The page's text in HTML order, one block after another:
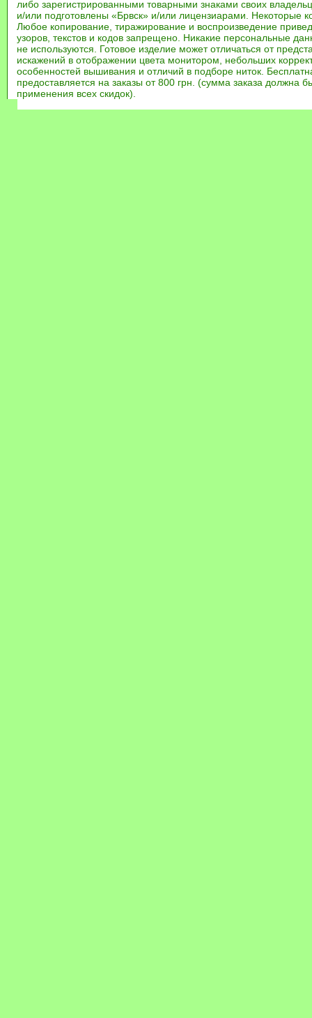
либо зарегистрированными товарными знаками своих
и/или подготовлены «Брвск» и/или лицензиарами. Некоторые
Любое копирование, тиражирование и воспроизведение
узоров, текстов и кодов запрещено. Никакие персональные
не используются. Готовое изделие может отличаться от
искажений в отображении цвета монитором, небольших
особенностей вышивания и отличий в подборе ниток.
предоставляется на заказы от 800 грн. (сумма заказа должна
применения всех скидок).